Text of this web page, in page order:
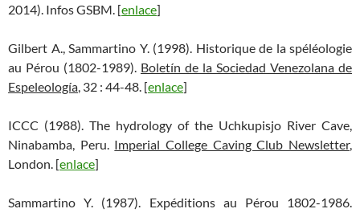
2014). Infos GSBM. [enlace]
Gilbert A., Sammartino Y. (1998). Historique de la spéléologie
au Pérou (1802-1989). Boletín de la Sociedad Venezolana de
Espeleología, 32 : 44-48. [enlace]
ICCC (1988). The hydrology of the Uchkupisjo River Cave,
Ninabamba, Peru. Imperial College Caving Club Newsletter,
London. [enlace]
Sammartino Y. (1987). Expéditions au Pérou 1802-1986.